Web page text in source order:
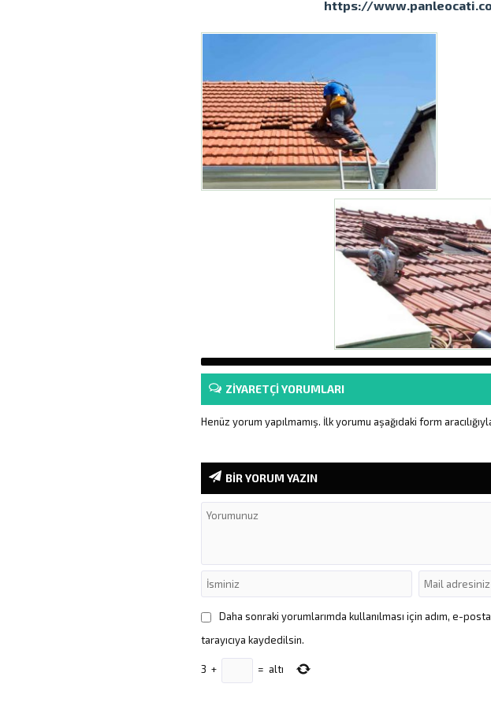
https://
ZİYARETÇİ YORUMLARI
Henüz yorum yapılmamış. İlk yorumu aşağıdaki form
BİR YORUM YAZIN
Daha sonraki yorumlarımda kullanılması için adım, e-
tarayıcıya kaydedilsin.
3 + = altı